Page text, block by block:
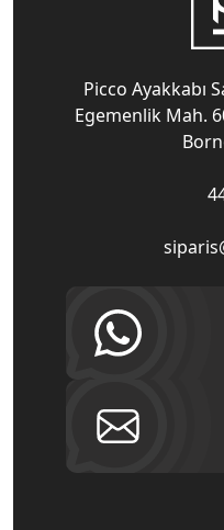
Picco Ayakkabı
Egemenlik Mah.